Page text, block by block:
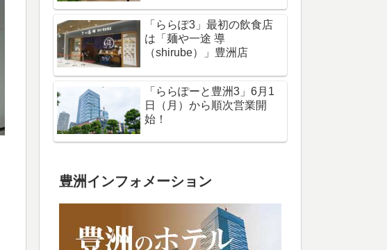
「ららぽ3」最初の飲食店
は「麺や一途 導
（shirube）」豊洲店
「ららぽーと豊洲3」6月1
日（月）から順次営業開
始！
豊洲インフォメーション